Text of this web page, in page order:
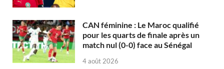
CAN féminine : Le Maroc qualifié
pour les quarts de finale après un
match nul (0-0) face au Sénégal
4 août 2026